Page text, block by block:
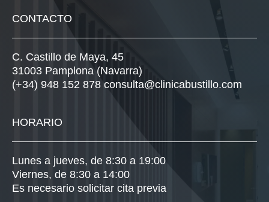
CONTACTO
C. Castillo de Maya, 45
31003 Pamplona (Navarra)
(+34) 948 152 878 consulta@clinicabustillo.com
HORARIO
Lunes a jueves, de 8:30 a 19:00
Viernes, de 8:30 a 14:00
Es necesario solicitar cita previa